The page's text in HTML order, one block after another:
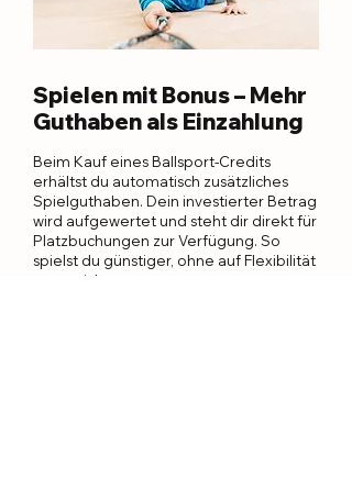
Spielen mit Bonus – Mehr
Guthaben als Einzahlung
Beim Kauf eines Ballsport-Credits
erhältst du automatisch zusätzliches
Spielguthaben. Dein investierter Betrag
wird aufgewertet und steht dir direkt für
Platzbuchungen zur Verfügung. So
spielst du günstiger, ohne auf Flexibilität
zu verzichten.